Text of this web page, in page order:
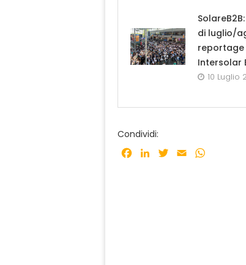
di luglio/
reportage
Intersolar
10 Luglio
Condividi:
Facebook
LinkedInTwitter
Email